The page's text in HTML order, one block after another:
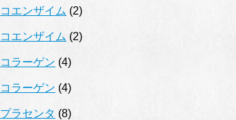
コエンザイム (2)
コエンザイム (2)
コラーゲン (4)
コラーゲン (4)
プラセンタ (8)